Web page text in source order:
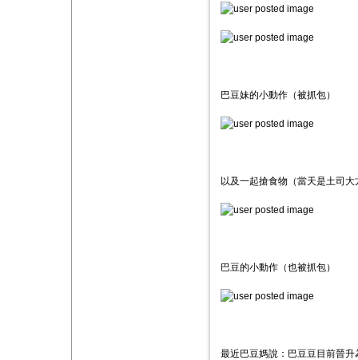
巴豆妹的小動作（被抓包）
以及一起搶食物（當天是土司大
巴豆的小動作（也被抓包）
最近巴豆媽說：巴豆豆目前晉